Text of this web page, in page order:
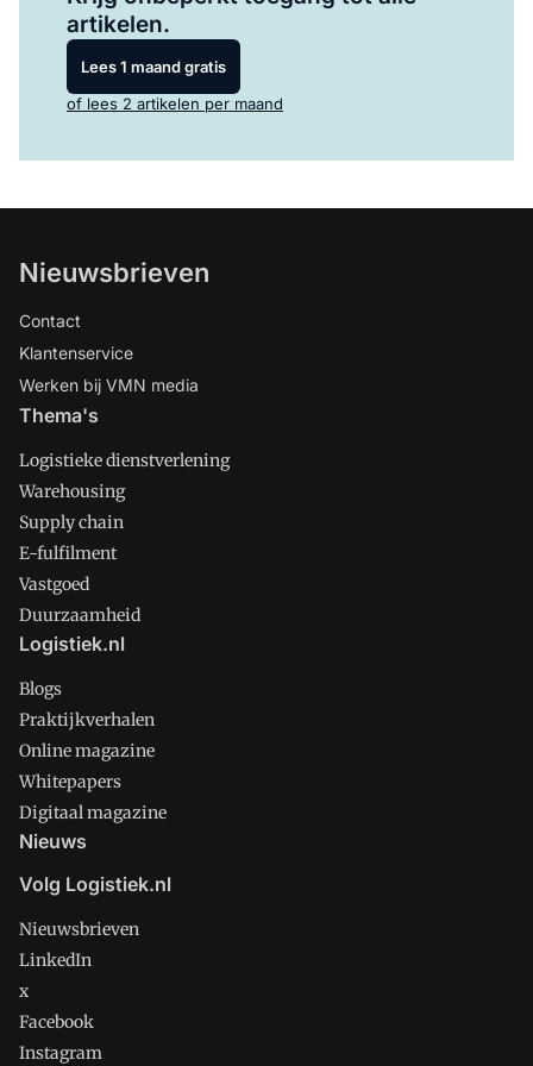
artikelen.
Lees 1 maand gratis
of lees 2 artikelen per maand
Nieuwsbrieven
Contact
Klantenservice
Werken bij VMN media
Thema's
Logistieke dienstverlening
Warehousing
Supply chain
E-fulfilment
Vastgoed
Duurzaamheid
Logistiek.nl
Blogs
Praktijkverhalen
Online magazine
Whitepapers
Digitaal magazine
Nieuws
Volg Logistiek.nl
Nieuwsbrieven
LinkedIn
x
Facebook
Instagram